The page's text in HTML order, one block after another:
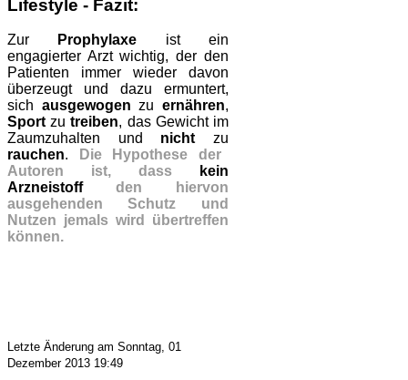
Lifestyle - Fazit:
Zur Prophylaxe ist ein
engagierter Arzt wichtig, der den
Patienten immer wieder davon
überzeugt und dazu ermuntert,
sich ausgewogenzu ernähren,
Sport zu treiben, das Gewicht im
Zaumzuhalten und nicht
zu
rauchen.
Die Hypothese der
Autoren ist, dass
kein
Arzneistoffden hiervon
ausgehenden Schutz und
Nutzen jemals wird übertreffen
können.
Letzte Änderung am Sonntag, 01
Dezember 2013 19:49